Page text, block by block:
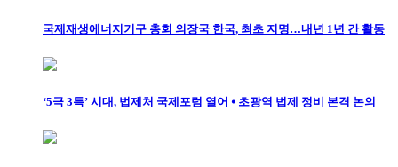
국제재생에너지기구 총회 의장국 한국, 최초 지명…내년 1년 간 활동
‘5극 3특’ 시대, 법제처 국제포럼 열어 ⦁ 초광역 법제 정비 본격 논의